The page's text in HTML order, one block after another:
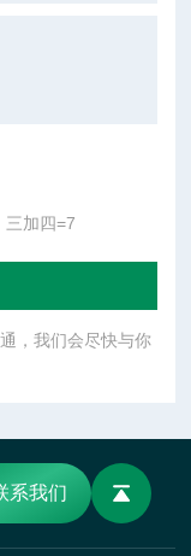
三加四=7
，我们会尽快与你
系我们